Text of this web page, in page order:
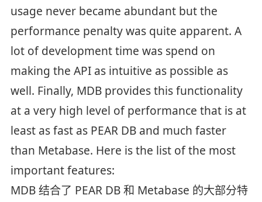
usage never became abundant but the
performance penalty was quite apparent. A
lot of development time was spend on
making the API as intuitive as possible as
well. Finally, MDB provides this functionality
at a very high level of performance that is at
least as fast as PEAR DB and much faster
than Metabase. Here is the list of the most
important features:
MDB 结合了 PEAR DB 和 Metabase 的大部分特